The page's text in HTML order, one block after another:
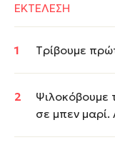
ΕΚΤΕΛΕΣΗ
Tρίβουμε
Ψιλοκόβουμε
σε μπεν